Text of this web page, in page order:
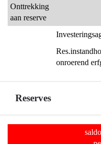
Onttrekking
aan reserve
onroerend
Reserves
saldo